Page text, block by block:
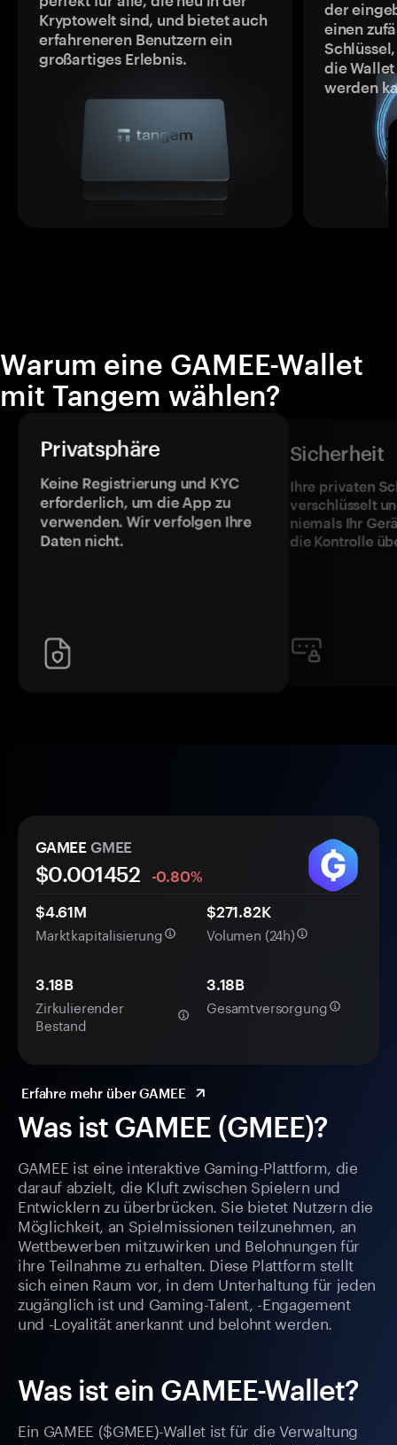
Kryptowelt sind, und bietet auch
erfahreneren Benutzern ein
großartiges Erlebnis.
der
einen
die
werden
Warum eine GAMEE-Wallet
mit Tangem wählen?
Privatsphäre
Keine Registrierung und KYC
erforderlich, um die App zu
verwenden. Wir verfolgen Ihre
Daten nicht.
Sicherheit
Ihre privaten
verschlüsselt
niemals Ihr
die Kontrolle
Was ist GAMEE (GMEE)?
GAMEE ist eine interaktive Gaming-Plattform, die
darauf abzielt, die Kluft zwischen Spielern und
Entwicklern zu überbrücken. Sie bietet Nutzern die
Möglichkeit, an Spielmissionen teilzunehmen, an
Wettbewerben mitzuwirken und Belohnungen für
ihre Teilnahme zu erhalten. Diese Plattform stellt
sich einen Raum vor, in dem Unterhaltung für jeden
zugänglich ist und Gaming-Talent, -Engagement
und -Loyalität anerkannt und belohnt werden.
Was ist ein GAMEE-Wallet?
Ein GAMEE ($GMEE)-Wallet ist für die Verwaltung
GAMEE GMEE
$0.001452
-0.80%
$4.61M
Marktkapitalisierung
$271.82K
Volumen (24h)
3.18B
Zirkulierender
Bestand
3.18B
Gesamtversorgung
Erfahre mehr über GAMEE